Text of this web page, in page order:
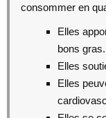
consommer en
Elles
bons gras.
Elles
Elles